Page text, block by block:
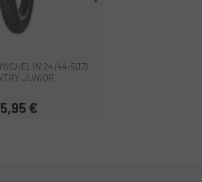
24 (44-507)
JUNIOR
Prezzo
€